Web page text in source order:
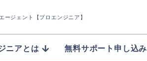
ージェント【プロエンジニア】
ニアとは 無料サポート申し込み